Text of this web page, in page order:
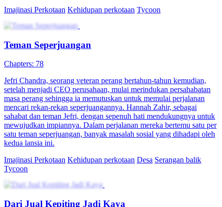
Imajinasi Perkotaan Kehidupan perkotaan Tycoon
Teman Seperjuangan
Chapters: 78
Jefri Chandra, seorang veteran perang bertahun-tahun kemudian,
setelah menjadi CEO perusahaan, mulai merindukan persahabatan
masa perang sehingga ia memutuskan untuk memulai perjalanan
mencari rekan-rekan seperjuangannya. Hannah Zahir, sebagai
sahabat dan teman Jefri, dengan sepenuh hati mendukungnya untuk
mewujudkan impiannya. Dalam perjalanan mereka bertemu satu per
satu teman seperjuangan, banyak masalah sosial yang dihadapi oleh
kedua lansia ini.
Imajinasi Perkotaan Kehidupan perkotaan Desa Serangan balik
Tycoon
Dari Jual Kepiting Jadi Kaya